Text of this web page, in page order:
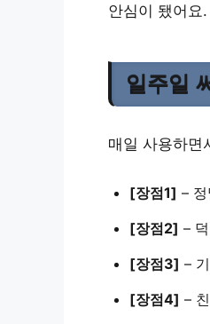
안심이 됐어요
일주일
매일 사용하면
[장점1] –
[장점2] –
[장점3] –
[장점4] –